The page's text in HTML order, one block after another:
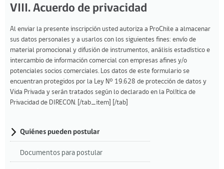
VIII. Acuerdo de privacidad
Al enviar la presente inscripción usted autoriza a ProChile a almacenar
sus datos personales y a usarlos con los siguientes fines: envío de
material promocional y difusión de instrumentos, análisis estadístico e
intercambio de información comercial con empresas afines y/o
potenciales socios comerciales. Los datos de este formulario se
encuentran protegidos por la Ley N° 19.628 de protección de datos y
Vida Privada y serán tratados según lo declarado en la Política de
Privacidad de DIRECON. [/tab_item] [/tab]
Quiénes pueden postular
Documentos para postular